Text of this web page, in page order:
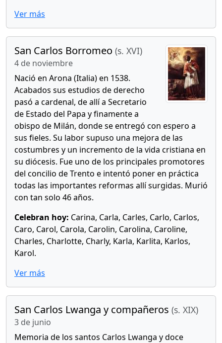
Ver más
San Carlos Borromeo (s. XVI)
4 de noviembre
Nació en Arona (Italia) en 1538.
Acabados sus estudios de derecho
pasó a cardenal, de allí a Secretario
de Estado del Papa y finamente a
obispo de Milán, donde se entregó con espero a
sus fieles. Su labor supuso una mejora de las
costumbres y un incremento de la vida cristiana en
su diócesis. Fue uno de los principales promotores
del concilio de Trento e intentó poner en práctica
todas las importantes reformas allí surgidas. Murió
con tan solo 46 años.
Celebran hoy: Carina, Carla, Carles, Carlo, Carlos,
Caro, Carol, Carola, Carolin, Carolina, Caroline,
Charles, Charlotte, Charly, Karla, Karlita, Karlos,
Karol.
Ver más
San Carlos Lwanga y compañeros (s. XIX)
3 de junio
Memoria de los santos Carlos Lwanga y doce